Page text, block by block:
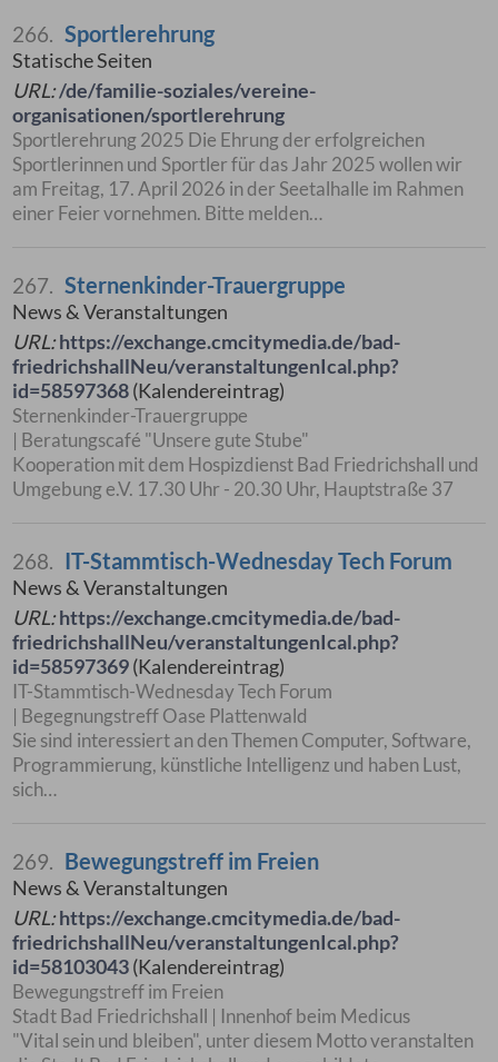
266. Sportlerehrung
Statische Seiten
URL:/de/familie-soziales/vereine-
organisationen/sportlerehrung
Sportlerehrung 2025 Die Ehrung der erfolgreichen
Sportlerinnen und Sportler für das Jahr 2025 wollen wir
am Freitag, 17. April 2026 in der Seetalhalle im Rahmen
einer Feier vornehmen. Bitte melden…
267. Sternenkinder-Trauergruppe
News & Veranstaltungen
URL:https://exchange.cmcitymedia.de/bad-
friedrichshallNeu/veranstaltungenIcal.php?
id=58597368(Kalendereintrag)
Sternenkinder-Trauergruppe
| Beratungscafé "Unsere gute Stube"
Kooperation mit dem Hospizdienst Bad Friedrichshall und
Umgebung e.V. 17.30 Uhr - 20.30 Uhr, Hauptstraße 37
268. IT-Stammtisch-Wednesday Tech Forum
News & Veranstaltungen
URL:https://exchange.cmcitymedia.de/bad-
friedrichshallNeu/veranstaltungenIcal.php?
id=58597369(Kalendereintrag)
IT-Stammtisch-Wednesday Tech Forum
| Begegnungstreff Oase Plattenwald
Sie sind interessiert an den Themen Computer, Software,
Programmierung, künstliche Intelligenz und haben Lust,
sich…
269. Bewegungstreff im Freien
News & Veranstaltungen
URL:https://exchange.cmcitymedia.de/bad-
friedrichshallNeu/veranstaltungenIcal.php?
id=58103043(Kalendereintrag)
Bewegungstreff im Freien
Stadt Bad Friedrichshall | Innenhof beim Medicus
"Vital sein und bleiben", unter diesem Motto veranstalten